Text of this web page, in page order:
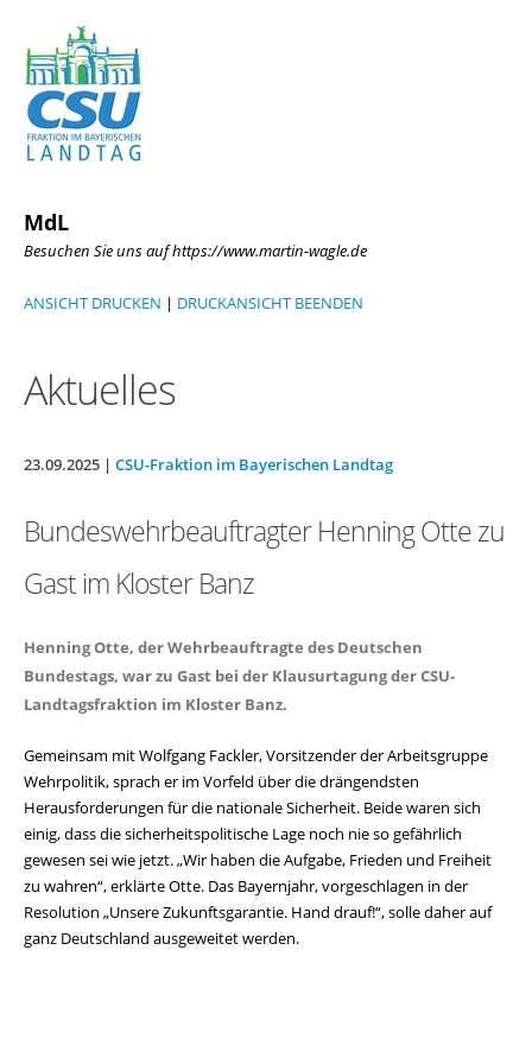
MdL
Besuchen Sie uns auf https://www.martin-wagle.de
ANSICHT DRUCKEN | DRUCKANSICHT BEENDEN
Aktuelles
23.09.2025 | CSU-Fraktion im Bayerischen Landtag
Bundeswehrbeauftragter Henning Otte zu
Gast im Kloster Banz
Henning Otte, der Wehrbeauftragte des Deutschen
Bundestags, war zu Gast bei der Klausurtagung der CSU-
Landtagsfraktion im Kloster Banz.
Gemeinsam mit Wolfgang Fackler, Vorsitzender der Arbeitsgruppe
Wehrpolitik, sprach er im Vorfeld über die drängendsten
Herausforderungen für die nationale Sicherheit. Beide waren sich
einig, dass die sicherheitspolitische Lage noch nie so gefährlich
gewesen sei wie jetzt. „Wir haben die Aufgabe, Frieden und Freiheit
zu wahren“, erklärte Otte. Das Bayernjahr, vorgeschlagen in der
Resolution „Unsere Zukunftsgarantie. Hand drauf!“, solle daher auf
ganz Deutschland ausgeweitet werden.